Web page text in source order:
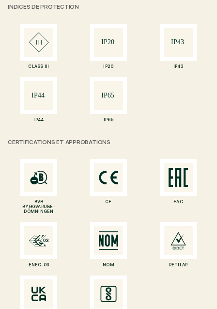
INDICES DE PROTECTION
CLASS III IP20 IP43
IP44 IP65
CERTIFICATIONS ET APPROBATIONS
BVB
BYGGVARUBE-
DÖMNINGEN
CE EAC
ENEC-03 NOM RETILAP